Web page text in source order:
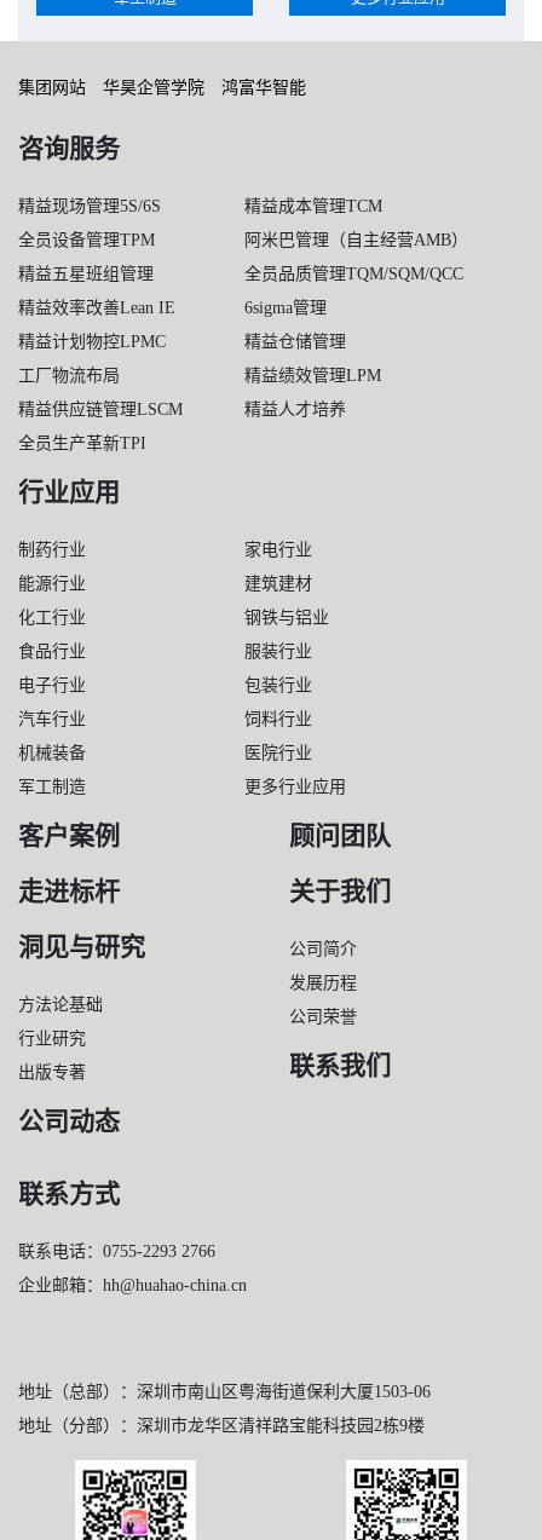
集团网站 华昊企管学院 鸿富华智能
咨询服务
精益现场管理5S/6S
全员设备管理TPM
精益五星班组管理
精益效率改善Lean IE
精益计划物控LPMC
工厂物流布局
精益供应链管理LSCM
全员生产革新TPI
精益成本管理TCM
阿米巴管理（自主经营AMB）
全员品质管理TQM/SQM/QCC
6sigma管理
精益仓储管理
精益绩效管理LPM
精益人才培养
行业应用
制药行业
能源行业
化工行业
食品行业
电子行业
汽车行业
机械装备
军工制造
家电行业
建筑建材
钢铁与铝业
服装行业
包装行业
饲料行业
医院行业
更多行业应用
客户案例
走进标杆
洞见与研究
方法论基础
行业研究
出版专著
公司动态
顾问团队
关于我们
公司简介
发展历程
公司荣誉
联系我们
联系方式
联系电话：0755-2293 2766
企业邮箱：hh@huahao-china.cn
地址（总部）：深圳市南山区粤海街道保利大厦1503-06
地址（分部）：深圳市龙华区清祥路宝能科技园2栋9楼